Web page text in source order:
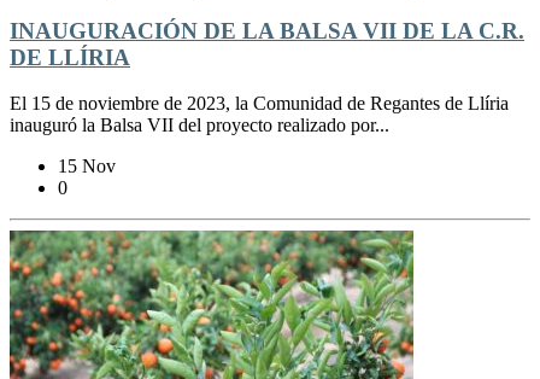
INAUGURACIÓN DE LA BALSA VII DE LA C.R.
DE LLÍRIA
El 15 de noviembre de 2023, la Comunidad de Regantes de Llíria
inauguró la Balsa VII del proyecto realizado por...
15 Nov
0